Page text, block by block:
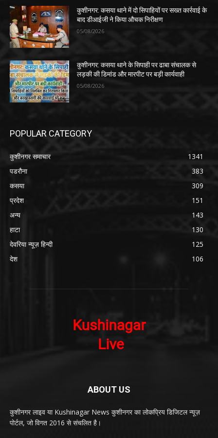
कुशीनगर: कसया थाने में दो सिपाहियों पर सख्त कार्रवाई के
बाद डीआईजी ने किया औचक निरीक्षण
05/08/2026
कुशीनगर: कसया थाने के सिपाही पर ढाबा संचालक से
लड़की की डिमांड और मारपीट पर बड़ी कार्यवाही
05/08/2026
POPULAR CATEGORY
कुशीनगर समाचार
1341
पडरौना
383
कसया
309
प्रदेश
151
अन्य
143
हाटा
130
देवरिया न्यूज़ हिन्दी
125
देश
106
ABOUT US
कुशीनगर लाइव या Kushinagar News कुशीनगर का लोकप्रिय डिजिटल न्यूज़
पोर्टल, जो विगत 2016 से संचलित है।